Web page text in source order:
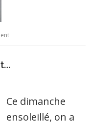
Ce dimanche
ensoleillé, on a